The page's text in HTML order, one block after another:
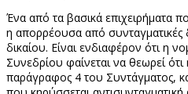
Ένα από τα βασικά επιχειρήματα
η απορρέουσα από συνταγματικές
δικαίου. Είναι ενδιαφέρον ότι η
Συνεδρίου φαίνεται να θεωρεί
παράγραφος 4 του Συντάγματος,